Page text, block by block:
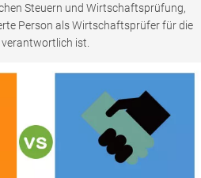
Steuern und Wirtschaftsprüfung,
Person als Wirtschaftsprüfer für die
ist.